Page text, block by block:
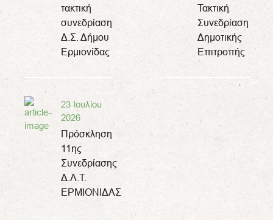
τακτική
συνεδρίαση
Δ.Σ. Δήμου
Ερμιονίδας
Τακτική
Συνεδρίαση
Δημοτικής
Επιτροπής
23 Ιουλίου
2026
Πρόσκληση
11ης
Συνεδρίασης
Δ.Λ.Τ.
ΕΡΜΙΟΝΙΔΑΣ